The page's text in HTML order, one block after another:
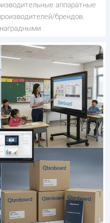
аппаратные
брендов.